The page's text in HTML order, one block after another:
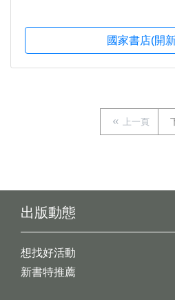
國家書店(開
上一頁
出版動態
想找好活動
新書特推薦